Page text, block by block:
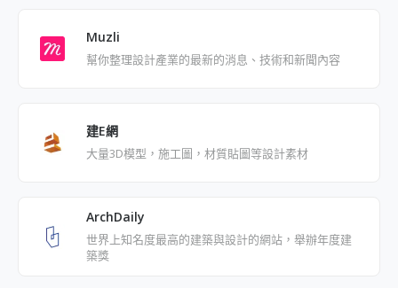
Muzli
幫你整理設計產業的最新的消息、技術和新聞內容
建E網
大量3D模型，施工圖，材質貼圖等設計素材
ArchDaily
世界上知名度最高的建築與設計的網站，舉辦年度建
築獎